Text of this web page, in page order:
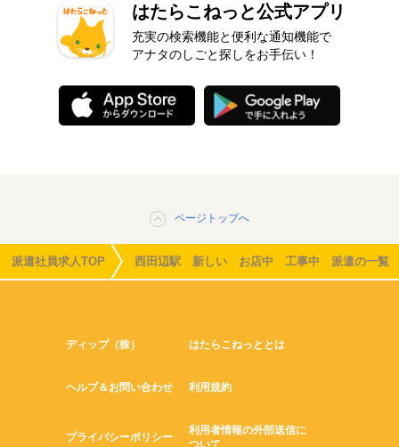
はたらこねっと公式アプリ
充実の検索機能と便利な通知機能で
アナタのしごと探しをお手伝い！
ページトップへ
派遣社員求人TOP 西田辺駅 新しい お店中 工事中 派遣の一覧
ディップ（株） はたらこねっととは
ヘルプ＆お問い合わせ 利用規約
プライバシーポリシー
利用者情報の外部送信に
ついて